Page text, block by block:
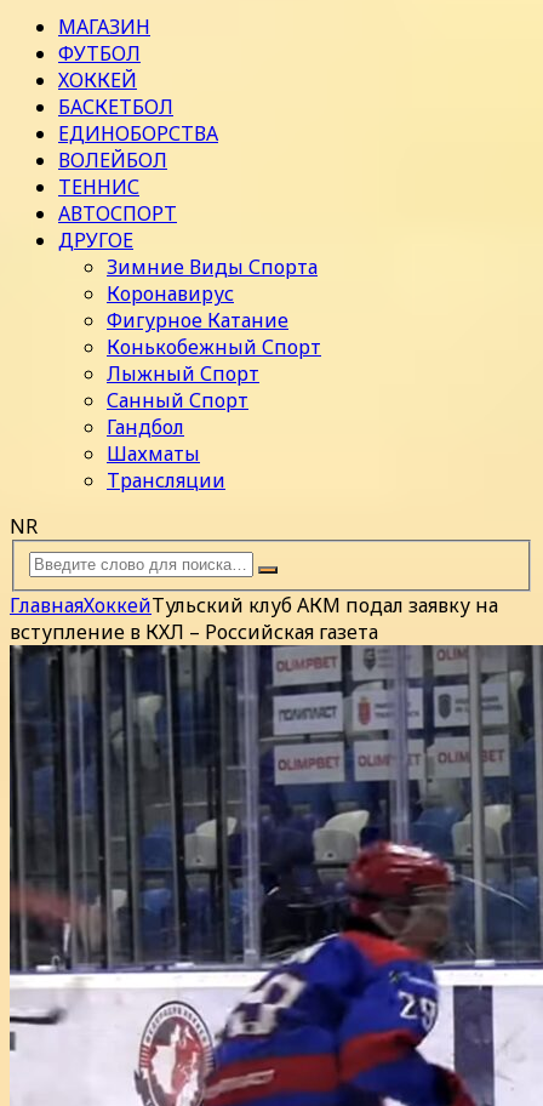
МАГАЗИН
ФУТБОЛ
ХОККЕЙ
БАСКЕТБОЛ
ЕДИНОБОРСТВА
ВОЛЕЙБОЛ
ТЕННИС
АВТОСПОРТ
ДРУГОЕ
Зимние Виды Спорта
Коронавирус
Фигурное Катание
Конькобежный Спорт
Лыжный Спорт
Санный Спорт
Гандбол
Шахматы
Трансляции
NR
ГлавнаяХоккейТульский клуб АКМ подал заявку на
вступление в КХЛ – Российская газета